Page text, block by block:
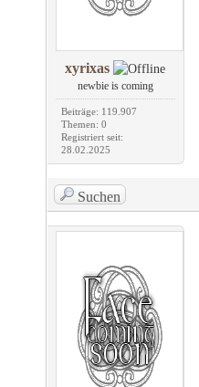
xyrixas
newbie is coming
Beiträge: 119.907
Themen: 0
Registriert seit:
28.02.2025
Suchen